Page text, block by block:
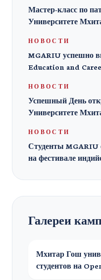
Мастер-класс по
Университете
НОВОСТИ
MGARIU успешно
Education and
НОВОСТИ
Успешный День
Университете
НОВОСТИ
Студенты MGARIU
на фестивале
Галереи
Мхитар Гош
студентов на